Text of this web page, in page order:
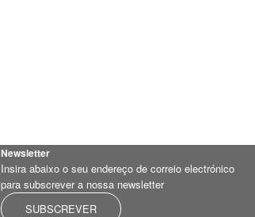
Newsletter
Insira abaixo o seu endereço de correio electrónico
para subscrever a nossa newsletter
SUBSCREVER